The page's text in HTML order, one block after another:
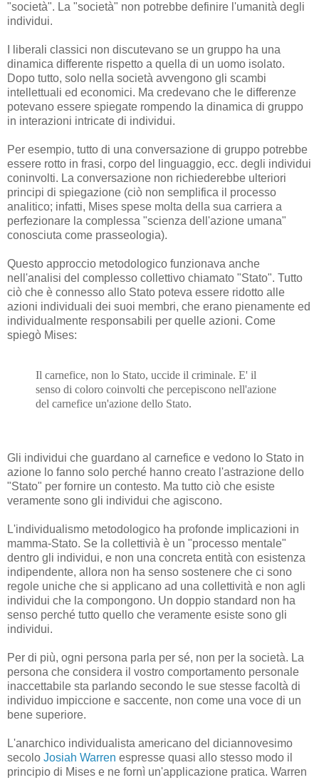
"società". La "società" non potrebbe definire l'umanità degli
individui.
I liberali classici non discutevano se un gruppo ha una
dinamica differente rispetto a quella di un uomo isolato.
Dopo tutto, solo nella società avvengono gli scambi
intellettuali ed economici. Ma credevano che le differenze
potevano essere spiegate rompendo la dinamica di gruppo
in interazioni intricate di individui.
Per esempio, tutto di una conversazione di gruppo potrebbe
essere rotto in frasi, corpo del linguaggio, ecc. degli individui
coninvolti. La conversazione non richiederebbe ulteriori
principi di spiegazione (ciò non semplifica il processo
analitico; infatti, Mises spese molta della sua carriera a
perfezionare la complessa "scienza dell'azione umana"
conosciuta come prasseologia).
Questo approccio metodologico funzionava anche
nell'analisi del complesso collettivo chiamato "Stato". Tutto
ciò che è connesso allo Stato poteva essere ridotto alle
azioni individuali dei suoi membri, che erano pienamente ed
individualmente responsabili per quelle azioni. Come
spiegò Mises:
Il carnefice, non lo Stato, uccide il criminale. E' il
senso di coloro coinvolti che percepiscono nell'azione
del carnefice un'azione dello Stato.
Gli individui che guardano al carnefice e vedono lo Stato in
azione lo fanno solo perché hanno creato l'astrazione dello
"Stato" per fornire un contesto. Ma tutto ciò che esiste
veramente sono gli individui che agiscono.
L'individualismo metodologico ha profonde implicazioni in
mamma-Stato. Se la collettivià è un "processo mentale"
dentro gli individui, e non una concreta entità con esistenza
indipendente, allora non ha senso sostenere che ci sono
regole uniche che si applicano ad una collettività e non agli
individui che la compongono. Un doppio standard non ha
senso perché tutto quello che veramente esiste sono gli
individui.
Per di più, ogni persona parla per sé, non per la società. La
persona che considera il vostro comportamento personale
inaccettabile sta parlando secondo le sue stesse facoltà di
individuo impiccione e saccente, non come una voce di un
bene superiore.
L'anarchico individualista americano del diciannovesimo
secolo Josiah Warren espresse quasi allo stesso modo il
principio di Mises e ne fornì un'applicazione pratica. Warren